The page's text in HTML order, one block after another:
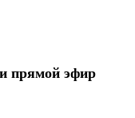
прямой эфир